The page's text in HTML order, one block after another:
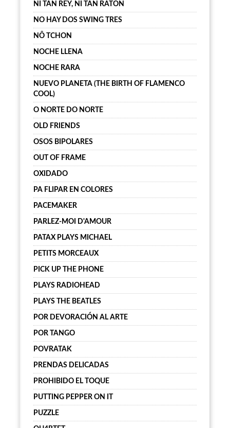
NI TAN REY, NI TAN RATÓN
NO HAY DOS SWING TRES
NÔ TCHON
NOCHE LLENA
NOCHE RARA
NUEVO PLANETA (THE BIRTH OF FLAMENCO
COOL)
O NORTE DO NORTE
OLD FRIENDS
OSOS BIPOLARES
OUT OF FRAME
OXIDADO
PA FLIPAR EN COLORES
PACEMAKER
PARLEZ-MOI D'AMOUR
PATAX PLAYS MICHAEL
PETITS MORCEAUX
PICK UP THE PHONE
PLAYS RADIOHEAD
PLAYS THE BEATLES
POR DEVORACIÓN AL ARTE
POR TANGO
POVRATAK
PRENDAS DELICADAS
PROHIBIDO EL TOQUE
PUTTING PEPPER ON IT
PUZZLE